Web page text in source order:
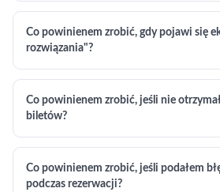
Co powinienem zrobić, gdy pojawi się
rozwiązania"?
Co powinienem zrobić, jeśli nie
biletów?
Co powinienem zrobić, jeśli podałem
podczas rezerwacji?